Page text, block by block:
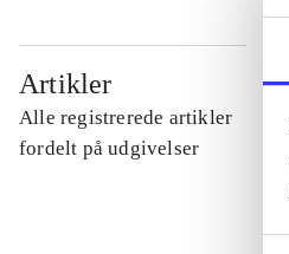
Artikler
Alle registrerede artikler
fordelt på udgivelser